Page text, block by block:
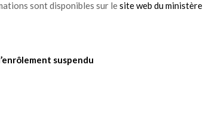
sont disponibles sur lesite web du ministère
suspendu